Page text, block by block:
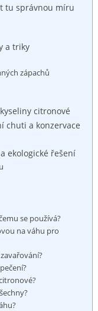
tu správnou míru
a⁢ triky
zápachů
citronové
chuti a konzervace
ekologické řešení
se používá?
na váhu pro